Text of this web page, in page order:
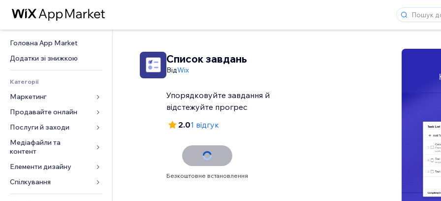
Головна App Market
Додатки зі знижкою
Категорії
Маркетинг
Реклама
Мобільний
Аналітика
Соцмережі
SEO
Залучення
Розміщення сайту
Продавайте онлайн
Додатки для магазинів
Надсилання та доставка
Кнопки продажу
Онлайн‑курси
Друк на замовлення
Бухгалтерський облік
Послуги й заходи
Готелі
Заходи
Ресторани
Нерухомість
Медіафайли та
контент
Галерея
Музика
Подкасти
Елементи дизайну
Карти й навігація
Конфіденційність і безпека
Форми
Список завдань
ВідWix
Упорядковуйте завдання й
відстежуйте прогрес
2.01 відгук
Безкоштовне встановлення